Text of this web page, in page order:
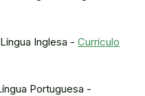
Inglesa - Currículo
Portuguesa -